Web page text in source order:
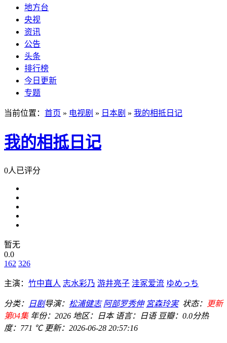
地方台
央视
资讯
公告
头条
排行榜
今日更新
专题
当前位置： 首页 » 电视剧 » 日本剧 » 我的相抵日记
我的相抵日记
0人已评分
暂无
0.0
162 326
主演： 竹中直人 志水彩乃 游井亮子 洼冢爱流 ゆめっち
分类： 日剧导演： 松浦健志 阿部罗秀伸 宮森玲実 状态：
更新
第04集 年份： 2026 地区： 日本 语言： 日语 豆瓣：0.0分热
度：771 ℃ 更新： 2026-06-28 20:57:16